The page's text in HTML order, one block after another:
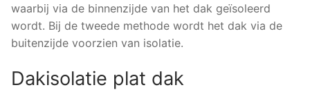
waarbij via de binnenzijde van het dak geïsoleerd
wordt. Bij de tweede methode wordt het dak via de
buitenzijde voorzien van isolatie.
Dakisolatie plat dak